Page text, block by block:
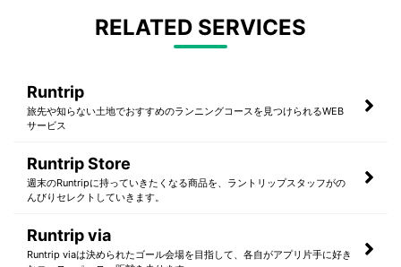
RELATED SERVICES
Runtrip
旅先や知らない土地でおすすめのランニングコースを見つけられるWEB
サービス
Runtrip Store
週末のRuntripに持っていきたくなる商品を、ラントリップスタッフがの
んびりセレクトしていきます。
Runtrip via
Runtrip viaは決められたゴール会場を目指して、各自がアプリ片手に好き